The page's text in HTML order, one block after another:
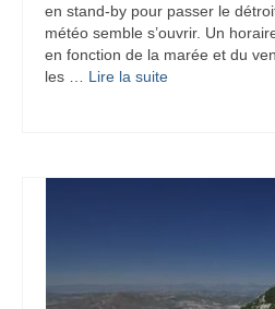
en stand-by pour passer le
météo semble s’ouvrir. Un
en fonction de la marée et du
les … Lire la suite­­